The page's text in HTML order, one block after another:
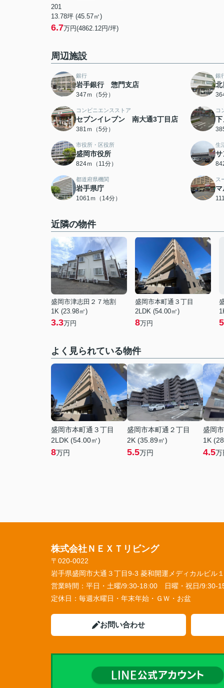
201
13.78坪 (45.57㎡)
6.7万円(4862.12円/坪)
周辺施設
銀行
岩手銀行 惣門支店
347ｍ（5分）
銀
北
コンビニエンスストア
セブンイレブン 南大通3丁目店
381ｍ（5分）
コ
下
市役所・区役所
盛岡市役所
824ｍ（11分）
生
サ
都道府県機関
岩手県庁
1061ｍ（14分）
ス
近隣の物件
盛岡市津志田２７地割
1K (23.98㎡)
3.3万円
盛岡市本町通３丁目
2LDK (54.00㎡)
8万円
よく見られている物件
盛岡市本町通３丁目
2LDK (54.00㎡)
8万円
盛岡市本町通２丁目
2K (35.89㎡)
5.5万円
盛岡
1K
4.5万
株式会社ＮＥＸＴリビング
〒020-0022
岩手県盛岡市大通３丁目9-3 菱和開運メディカルビル
営業時間： 平日・土曜/9:30-18:00 日曜・祝日/9:30-
定休日： 毎週水曜日・年末年始・ＧＷ・お盆
お問い合わせ